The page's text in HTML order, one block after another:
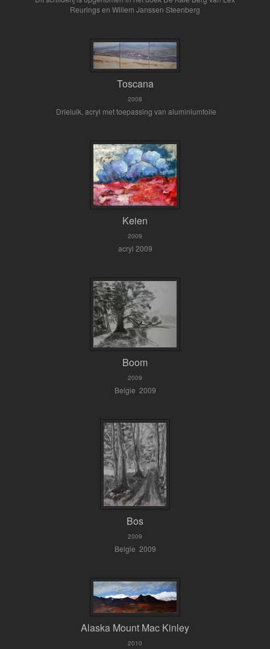
Reurings en Willem Janssen Steenberg
Toscana
2008
Drieluik, acryl met toepassing van aluminiumfolie
Keien
2009
acryl 2009
Boom
2009
Belgie 2009
Bos
2009
Belgie 2009
Alaska Mount Mac Kinley
2010